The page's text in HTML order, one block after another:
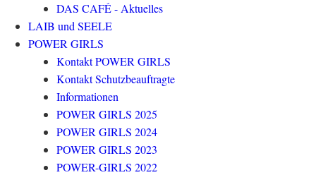
DAS CAFÉ - Aktuelles
LAIB und SEELE
POWER GIRLS
Kontakt POWER GIRLS
Kontakt Schutzbeauftragte
Informationen
POWER GIRLS 2025
POWER GIRLS 2024
POWER GIRLS 2023
POWER-GIRLS 2022